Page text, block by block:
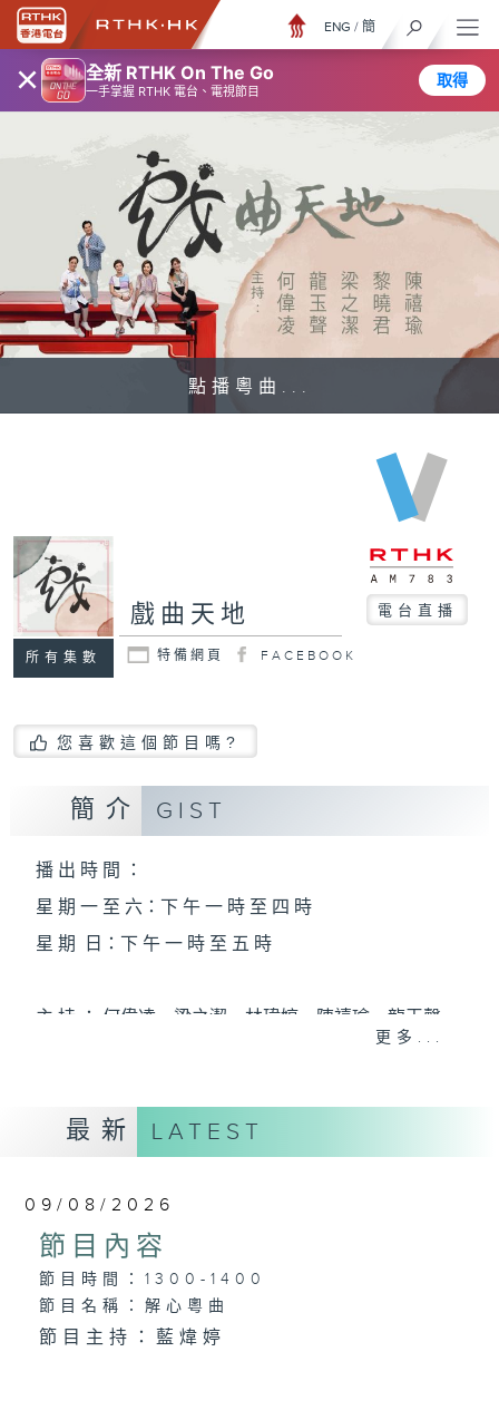
× 全新 RTHK On The Go
一手掌握 RTHK 電台、電視節目
取得
ENG / 簡
點播粵曲...
所有集數
戲曲天地 電台直播
特備網頁 FACEBOOK
您喜歡這個節目嗎?
簡介 GIST
播 出 時 間 ：
星 期 一 至 六：下 午 一 時 至 四 時
星 期 日：下 午 一 時 至 五 時
主 持 ： 何偉凌、梁之潔、林瑋婷、陳禧瑜、龍玉聲、
《戲曲天地》以播放粵曲、粵劇為主，逢星期一、
星期二及星期六的「金裝粵劇」則播放長篇粵劇，精
挑細選各種版本播出，如紅伶的演出版、港台的珍藏
及原裝正版等；同時亦製作多元化特輯，訪問梨園、
曲藝及音樂界專業人士，邀請他們參與製作特備節目
及報導本港、國內及海外戲曲界的活動等等，式式俱
更多...
最新 LATEST
09/08/2026
節目內容
節目時間：1300-1400
節目名稱：解心粵曲
節目主持：藍煒婷